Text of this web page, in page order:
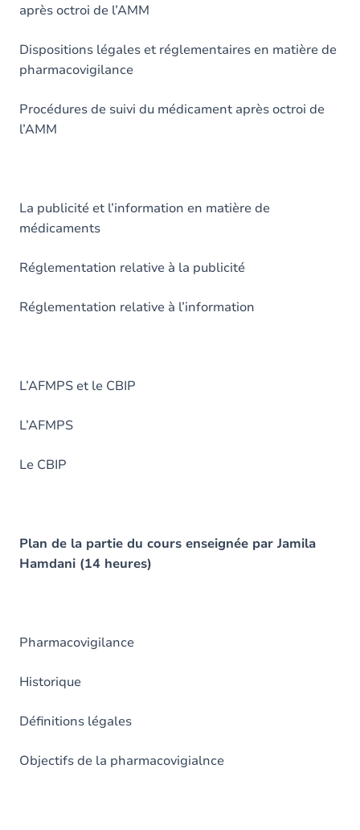
après octroi de l’AMM
Dispositions légales et réglementaires en matière de
pharmacovigilance
Procédures de suivi du médicament après octroi de
l’AMM
La publicité et l’information en matière de
médicaments
Réglementation relative à la publicité
Réglementation relative à l’information
L’AFMPS et le CBIP
L’AFMPS
Le CBIP
Plan de la partie du cours enseignée par Jamila
Hamdani (14 heures)
Pharmacovigilance
Historique
Définitions légales
Objectifs de la pharmacovigialnce